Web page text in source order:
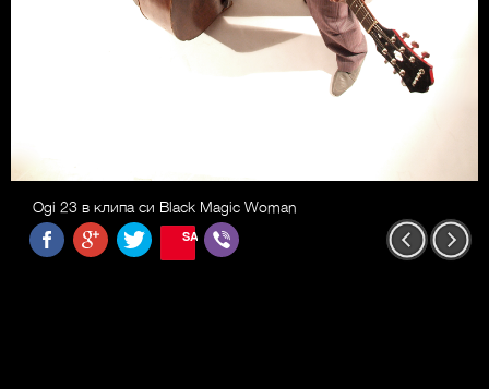
Ogi 23 в клипа си Black Magic Woman
SAVE